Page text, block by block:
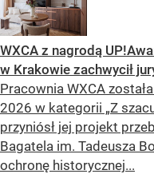
WXCA z nagrodą
w Krakowie zachwycił
Pracownia WXCA
2026 w kategorii „Z
przyniósł jej projekt
Bagatela im. Tadeusza
ochronę historycznej...